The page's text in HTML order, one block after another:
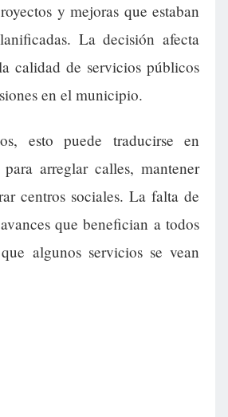
y mejoras que estaban
La decisión afecta
calidad de servicios públicos
en el municipio.
esto puede traducirse en
para arreglar calles, mantener
centros sociales. La falta de
que benefician a todos
algunos servicios se vean